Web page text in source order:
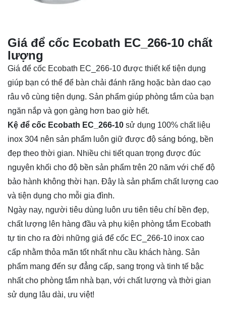
Giá để cốc Ecobath EC_266-10 chất
lượng
Giá để cốc Ecobath EC_266-10 được thiết kế tiện dụng
giúp bạn có thể để bàn chải đánh răng hoặc bàn dao cạo
râu vô cùng tiện dụng. Sản phẩm giúp phòng tắm của bạn
ngăn nắp và gọn gàng hơn bao giờ hết.
Kệ để cốc Ecobath EC_266-10 sử dụng 100% chất liệu
inox 304 nên sản phẩm luôn giữ được độ sáng bóng, bền
đẹp theo thời gian. Nhiều chi tiết quan trọng được đúc
nguyên khối cho độ bền sản phẩm trên 20 năm với chế độ
bảo hành không thời hạn. Đây là sản phẩm chất lượng cao
và tiện dụng cho mỗi gia đình.
Ngày nay, người tiêu dùng luôn ưu tiên tiêu chí bền đẹp,
chất lượng lên hàng đầu và phụ kiện phòng tắm Ecobath
tự tin cho ra đời những giá để cốc EC_266-10 inox cao
cấp nhằm thỏa mãn tốt nhất nhu cầu khách hàng. Sản
phẩm mang đến sự đẳng cấp, sang trọng và tinh tế bậc
nhất cho phòng tắm nhà bạn, với chất lượng và thời gian
sử dụng lâu dài, ưu việt!